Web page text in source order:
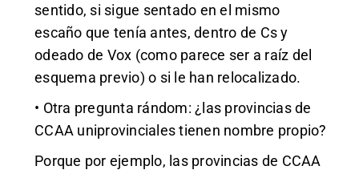
sentido, si sigue sentado en el mismo
escaño que tenía antes, dentro de Cs y
odeado de Vox (como parece ser a raíz del
esquema previo) o si le han relocalizado.
• Otra pregunta rándom: ¿las provincias de
CCAA uniprovinciales tienen nombre propio?
Porque por ejemplo, las provincias de CCAA